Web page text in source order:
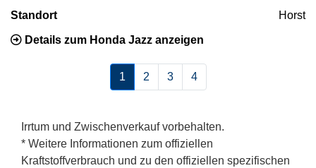
Standort Horst
Details zum Honda Jazz anzeigen
1 2 3 4
Irrtum und Zwischenverkauf vorbehalten.
* Weitere Informationen zum offiziellen
Kraftstoffverbrauch und zu den offiziellen spezifischen